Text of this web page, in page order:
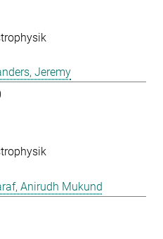
Jeremy
Anirudh Mukund